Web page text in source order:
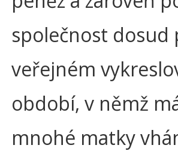
společnost dosud
veřejném
období, v němž
mnohé matky